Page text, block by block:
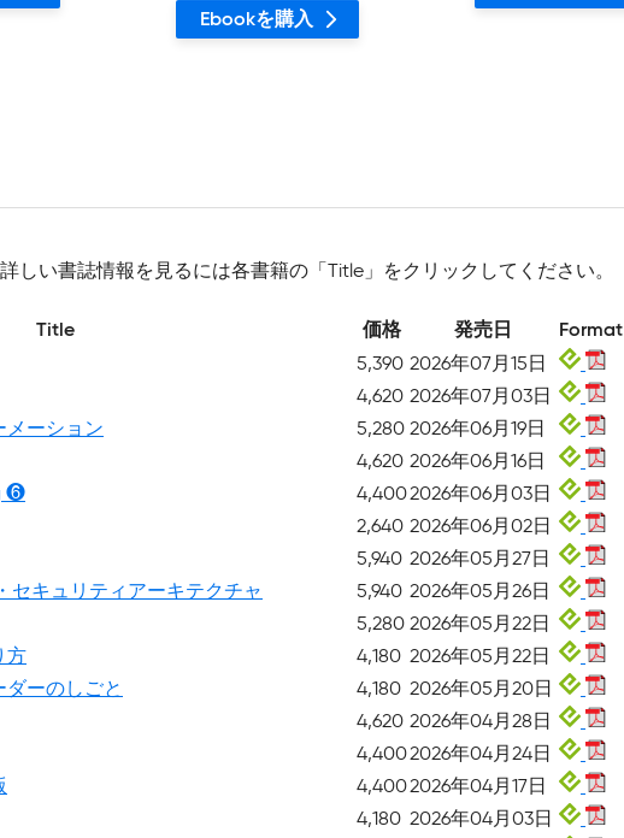
Ebookを購入
い書誌情報を見るには各書籍の「Title」をクリックしてください。
Title 価格 発売日 Format
5,390 2026年07月15日
4,620 2026年07月03日
メーション 5,280 2026年06月19日
4,620 2026年06月16日
❻ 4,4002026年06月03日
2,640 2026年06月02日
5,940 2026年05月27日
セキュリティアーキテクチャ 5,940 2026年05月26日
5,280 2026年05月22日
方 4,180 2026年05月22日
ーのしごと 4,180 2026年05月20日
4,620 2026年04月28日
4,4002026年04月24日
4,4002026年04月17日
4,180 2026年04月03日